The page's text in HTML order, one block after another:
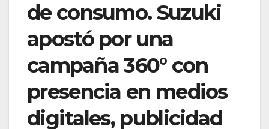
de consumo. Suzuki
apostó por una
campaña 360° con
presencia en medios
digitales, publicidad